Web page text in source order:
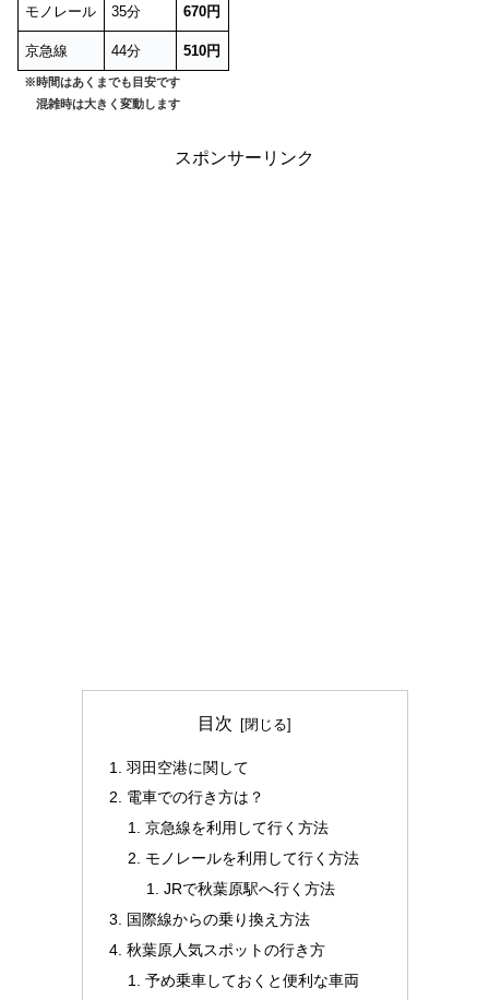
モノレール 35分 670円
京急線 44分 510円
※時間はあくまでも目安です
混雑時は大きく変動します
スポンサーリンク
目次
羽田空港に関して
電車での行き方は？
京急線を利用して行く方法
モノレールを利用して行く方法
JRで秋葉原駅へ行く方法
国際線からの乗り換え方法
秋葉原人気スポットの行き方
予め乗車しておくと便利な車両